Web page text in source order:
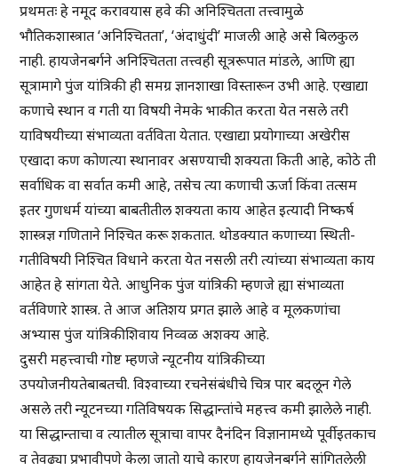
प्रथमतः हे नमूद करावयास हवे की अनिश्चितता तत्त्वामुळे
भौतिकशास्त्रात ‘अनिश्चितता’, ‘अंदाधुंदी’ माजली आहे असे बिलकुल
नाही. हायजेनबर्गने अनिश्चितता तत्त्वही सूत्ररूपात मांडले, आणि ह्या
सूत्रामागे पुंज यांत्रिकी ही समग्र ज्ञानशाखा विस्तारून उभी आहे. एखाद्या
कणाचे स्थान व गती या विषयी नेमके भाकीत करता येत नसले तरी
याविषयीच्या संभाव्यता वर्तविता येतात. एखाद्या प्रयोगाच्या अखेरीस
एखादा कण कोणत्या स्थानावर असण्याची शक्यता किती आहे, कोठे ती
सर्वाधिक वा सर्वात कमी आहे, तसेच त्या कणाची ऊर्जा किंवा तत्सम
इतर गुणधर्म यांच्या बाबतीतील शक्यता काय आहेत इत्यादी निष्कर्ष
शास्त्रज्ञ गणिताने निश्चित करू शकतात. थोडक्यात कणाच्या स्थिती-
गतीविषयी निश्चित विधाने करता येत नसली तरी त्यांच्या संभाव्यता काय
आहेत हे सांगता येते. आधुनिक पुंज यांत्रिकी म्हणजे ह्या संभाव्यता
वर्तविणारे शास्त्र. ते आज अतिशय प्रगत झाले आहे व मूलकणांचा
अभ्यास पुंज यांत्रिकीशिवाय निव्वळ अशक्य आहे.
दुसरी महत्त्वाची गोष्ट म्हणजे न्यूटनीय यांत्रिकीच्या
उपयोजनीयतेबाबतची. विश्वाच्या रचनेसंबंधीचे चित्र पार बदलून गेले
असले तरी न्यूटनच्या गतिविषयक सिद्धान्तांचे महत्त्व कमी झालेले नाही.
या सिद्धान्ताचा व त्यातील सूत्राचा वापर दैनंदिन विज्ञानामध्ये पूर्वीइतकाच
व तेवढ्या प्रभावीपणे केला जातो याचे कारण हायजेनबर्गने सांगितलेली